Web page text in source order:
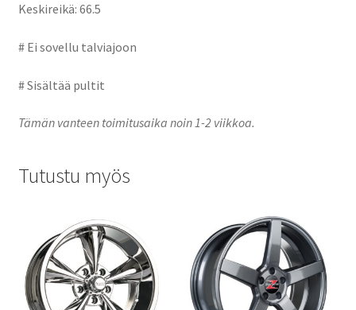
Keskireikä: 66.5
# Ei sovellu talviajoon
# Sisältää pultit
Tämän vanteen toimitusaika noin 1-2 viikkoa.
Tutustu myös